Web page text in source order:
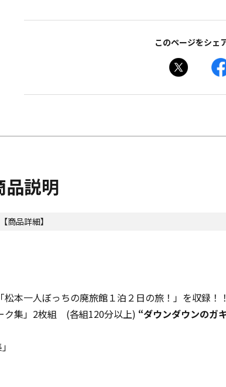
このページをシェ
品説明
【商品詳細】
本一人ぼっちの廃旅館１泊２日の旅！」を収録！！
ク集」2枚組 (各組120分以上) “ダウンダウンのガ